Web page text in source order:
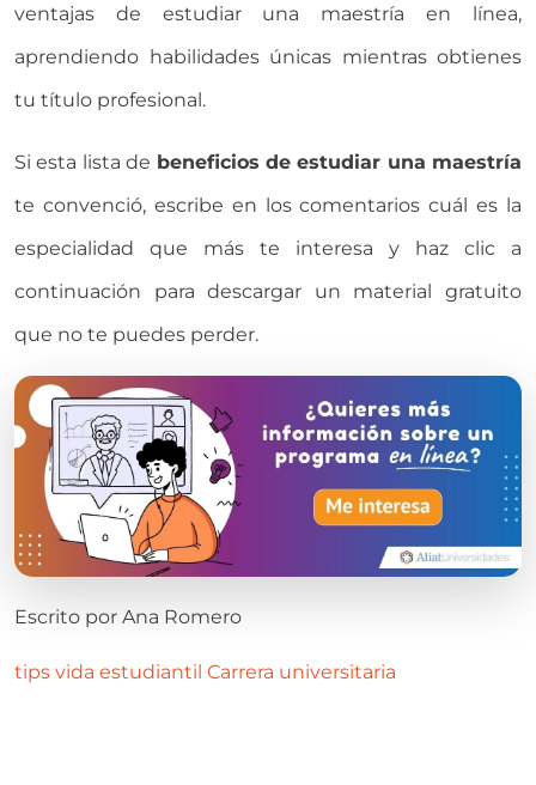
ventajas de estudiar una maestría en línea,
aprendiendo habilidades únicas mientras obtienes
tu título profesional.
Si esta lista de beneficios de estudiar una maestría
te convenció, escribe en los comentarios cuál es la
especialidad que más te interesa y haz clic a
continuación para descargar un material gratuito
que no te puedes perder.
Escrito por Ana Romero
tips vida estudiantil Carrera universitaria